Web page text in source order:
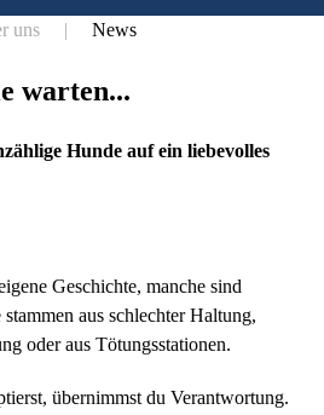
uns News
warten...
Hunde auf ein liebevolles
Geschichte, manche sind
aus schlechter Haltung,
oder aus Tötungsstationen.
übernimmst du Verantwortung.